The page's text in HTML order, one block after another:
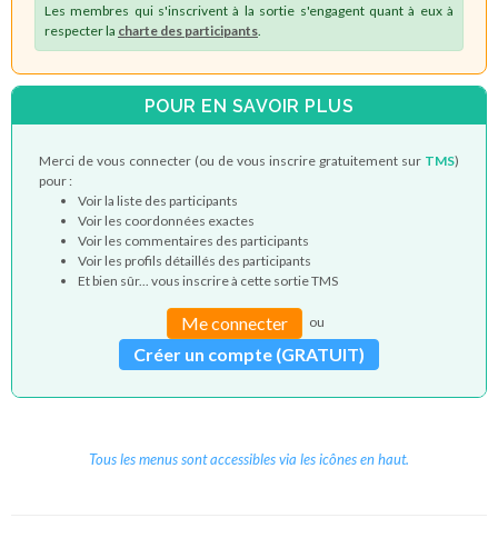
Les membres qui s'inscrivent à la sortie s'engagent quant à eux à
respecter la charte des participants
POUR EN SAVOIR PLUS
Merci de vous connecter (ou de vous inscrire gratuitement sur TMS)
pour :
Voir la liste des participants
Voir les coordonnées exactes
Voir les commentaires des participants
Voir les profils détaillés des participants
Et bien sûr... vous inscrire à cette sortie TMS
Me connecter ou
Créer un compte (GRATUIT)
Tous les menus sont accessibles via les icônes en haut.